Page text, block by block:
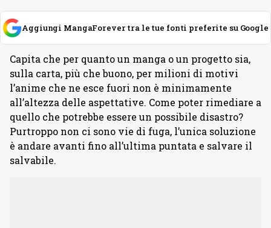
Aggiungi MangaForever tra le tue fonti preferite su Google
Capita che per quanto un manga o un progetto sia,
sulla carta, più che buono, per milioni di motivi
l’anime che ne esce fuori non è minimamente
all’altezza delle aspettative. Come poter rimediare a
quello che potrebbe essere un possibile disastro?
Purtroppo non ci sono vie di fuga, l’unica soluzione
è andare avanti fino all’ultima puntata e salvare il
salvabile.